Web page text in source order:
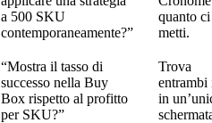
a 500 SKU
contemporaneamente?”
quanto ci
metti.
“Mostra il tasso di
successo nella Buy
Box rispetto al profitto
per SKU?”
Trova
entrambi
in